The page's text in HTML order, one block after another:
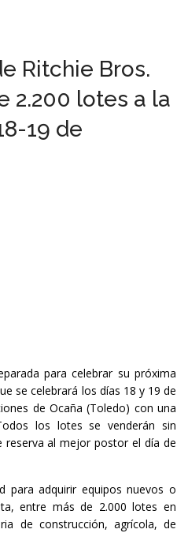
Ritchie Bros.
2.200 lotes a la
19 de
para celebrar su próxima
se celebrará los días 18 y 19 de
de Ocaña (Toledo) con una
los lotes se venderán sin
reserva al mejor postor el día de
para adquirir equipos nuevos o
entre más de 2.000 lotes en
de construcción, agrícola, de